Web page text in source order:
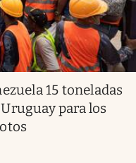
15 toneladas
para los